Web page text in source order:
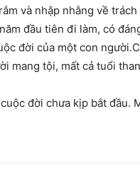
và nhập nhằng về
đầu tiên đi làm, có
đời của một con
mang tội, mất cả tuổi
đời chưa kịp bắt đầu.